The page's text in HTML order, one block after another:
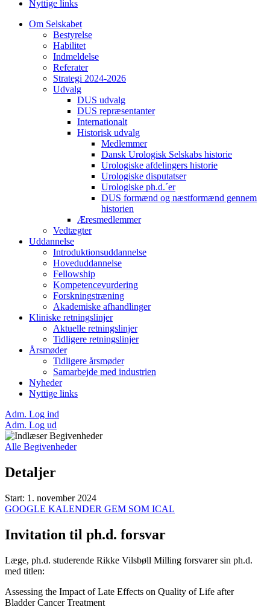
Nyttige links
Om Selskabet
Bestyrelse
Habilitet
Indmeldelse
Referater
Strategi 2024-2026
Udvalg
DUS udvalg
DUS repræsentanter
Internationalt
Historisk udvalg
Medlemmer
Dansk Urologisk Selskabs historie
Urologiske afdelingers historie
Urologiske disputatser
Urologiske ph.d.´er
DUS formænd og næstformænd gennem
historien
Æresmedlemmer
Vedtægter
Uddannelse
Introduktionsuddannelse
Hoveduddannelse
Fellowship
Kompetencevurdering
Forskningstræning
Akademiske afhandlinger
Kliniske retningslinjer
Aktuelle retningslinjer
Tidligere retningslinjer
Årsmøder
Tidligere årsmøder
Samarbejde med industrien
Nyheder
Nyttige links
Adm. Log ind
Adm. Log ud
Alle Begivenheder
Detaljer
Start: 1. november 2024
GOOGLE KALENDER GEM SOM ICAL
Invitation til ph.d. forsvar
Læge, ph.d. studerende Rikke Vilsbøll Milling forsvarer sin ph.d.
med titlen:
Assessing the Impact of Late Effects on Quality of Life after
Bladder Cancer Treatment